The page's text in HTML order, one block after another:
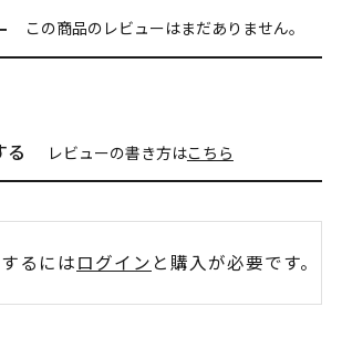
この商品のレビューはまだありません。
る レビューの書き方はこちら
るにはログイン と購入が必要です。